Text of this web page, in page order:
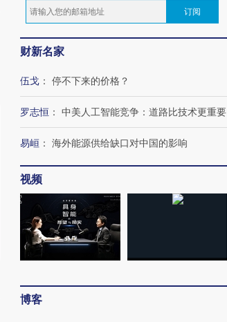
订阅
财新名家
伍戈 ： 停不下来的价格？
罗志恒 ： 中美人工智能竞争：道路比技术更重要
易峘 ： 海外能源供给缺口对中国的影响
视频
博客